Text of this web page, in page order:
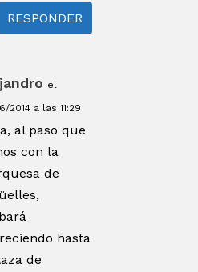
RESPONDER
el
2014 a las 11:29
al paso que
con la
de
hasta
de